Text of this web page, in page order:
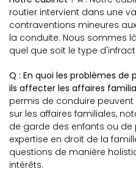
routier intervient dans une
contraventions mineures
la conduite. Nous sommes
quel que soit le type
Q : En quoi les problèmes
ils affecter les affaires
permis de conduire
sur les affaires familiales,
de garde des enfants ou de
expertise en droit de la
questions de manière
intérêts.